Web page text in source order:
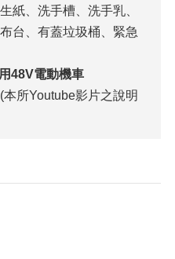
紙、洗手槽、洗手乳、
台、有蓋垃圾桶、緊急
48V電動機車
本所Youtube影片之說明